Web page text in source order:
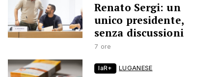
Renato Sergi: un
unico presidente,
senza discussioni
7 ore
laR+ LUGANESE